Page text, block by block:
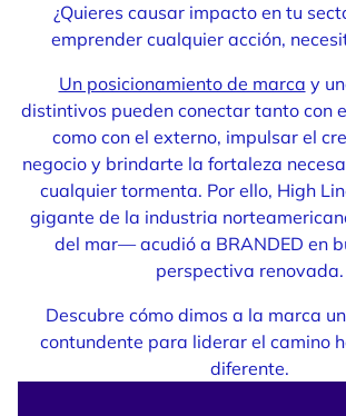
¿Quieres causar impacto en tu
emprender cualquier acción,
Un posicionamiento de marca y
distintivos pueden conectar tanto con
como con el externo, impulsar el
negocio y brindarte la fortaleza
cualquier tormenta. Por ello, High
gigante de la industria
del mar— acudió a BRANDED en
perspectiva renovada.
Descubre cómo dimos a la marca
contundente para liderar el camino
diferente.